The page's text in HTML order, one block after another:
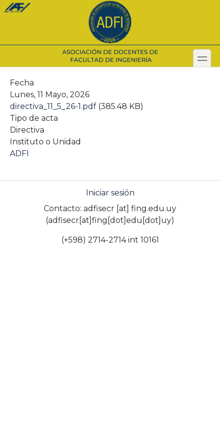
Pasar
toggle
Secondary menu
Fecha
Lunes, 11 Mayo, 2026
directiva_11_5_26-1.pdf (385.48 KB)
Tipo de acta
Directiva
Instituto o Unidad
ADFI
Iniciar sesión
Contacto: adfisecr [at] fing.edu.uy
(adfisecr[at]fing[dot]edu[dot]uy)
(+598) 2714-2714 int 10161